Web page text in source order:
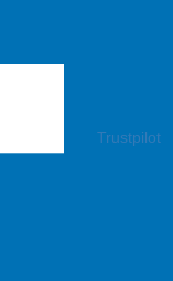
Trustpilot